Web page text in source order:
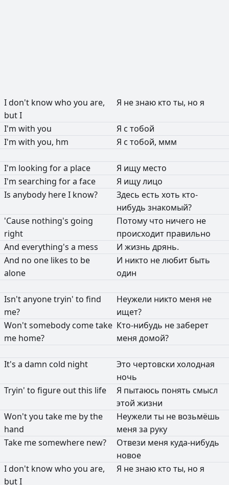
Idon't knowwho you are,
butI
Я незнаю кто ты, но я
I'm with you Я с тобой
I'm with you, hm Я с тобой, ммм
I'm looking fora place Я ищу место
I'm searching fora face Я ищулицо
Is anybody hereI know? Здесь есть хоть кто-
нибудь знакомый?
'Cause nothing's going
right
Потому что ничего не
происходит правильно
And everything's a mess И жизнь дрянь.
And no one likes to be
alone
И никто нелюбит быть
один
Isn'tanyonetryin' to find
me?
Неужели никто меня не
ищет?
Won'tsomebody cometake
me home?
Кто-нибудь незаберет
меня домой?
It's a damn cold night Это чертовски холодная
ночь
Tryin' to figure outthis life Я пытаюсь понять смысл
этой жизни
Won'tyou take me bythe
hand
Неужели ты не возьмёшь
меня за руку
Take mesomewhere new? Отвези меня куда-нибудь
новое
Idon't knowwho you are,
butI
Я незнаю кто ты, но я